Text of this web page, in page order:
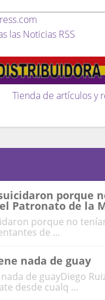
las Noticias RSS
Tienda de artículos y
porque
Patronato de la
porque no
de ...
nada de guay
de guayDiego
desde cualq ...